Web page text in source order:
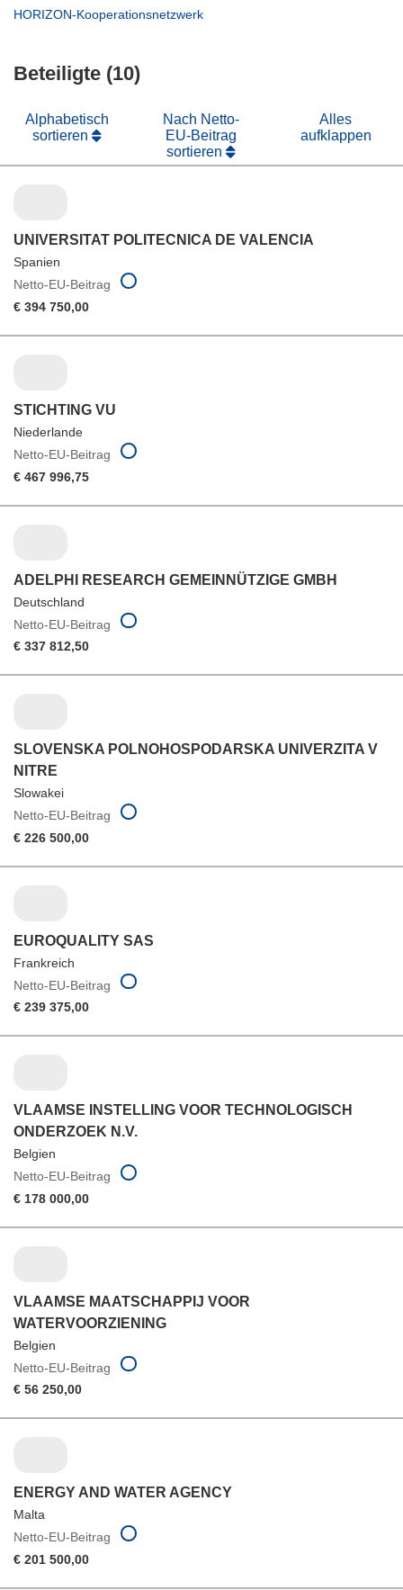
neuem
Fenster)
HORIZON-Kooperationsnetzwerk
Beteiligte (10)
Alphabetisch
sortieren
Nach Netto-
EU-Beitrag
sortieren
Alles
aufklappen
UNIVERSITAT POLITECNICA DE VALENCIA
Spanien
Netto-EU-Beitrag
€ 394 750,00
STICHTING VU
Niederlande
Netto-EU-Beitrag
€ 467 996,75
ADELPHI RESEARCH GEMEINNÜTZIGE GMBH
Deutschland
Netto-EU-Beitrag
€ 337 812,50
SLOVENSKA POLNOHOSPODARSKA UNIVERZITA V
NITRE
Slowakei
Netto-EU-Beitrag
€ 226 500,00
EUROQUALITY SAS
Frankreich
Netto-EU-Beitrag
€ 239 375,00
VLAAMSE INSTELLING VOOR TECHNOLOGISCH
ONDERZOEK N.V.
Belgien
Netto-EU-Beitrag
€ 178 000,00
VLAAMSE MAATSCHAPPIJ VOOR
WATERVOORZIENING
Belgien
Netto-EU-Beitrag
€ 56 250,00
ENERGY AND WATER AGENCY
Malta
Netto-EU-Beitrag
€ 201 500,00